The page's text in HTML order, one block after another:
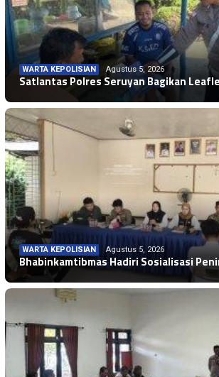
WARTA KEPOLISIAN Agustus 5, 2026
Satlantas Polres Seruyan Bagikan
WARTA KEPOLISIAN Agustus 5, 2026
Bhabinkamtibmas Hadiri Sosialisasi